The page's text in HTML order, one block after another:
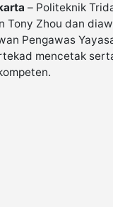
– Politeknik
Tony Zhou dan
Pengawas
mencetak